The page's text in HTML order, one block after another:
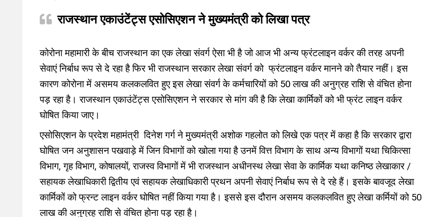
राजस्थान एकाउंटेंट्स एसोसिएशन ने मुख्यमंत्री को लिखा पत्र
कोरोना महामारी के बीच राजस्थान का एक लेखा संवर्ग ऐसा भी है जो आज भी अन्य फ्रंटलाइन वर्कर की तरह अपनी
सेवाएं निर्बाध रूप से दे रहा है फिर भी राजस्थान सरकार लेखा संवर्ग को फ्रंटलाइन वर्कर मानने को तैयार नहीं। इस
कारण कोरोना में असमय कलकलवित हुए इस लेखा संवर्ग के कर्मचारियों को 50 लाख की अनुग्रह राशि से वंचित होना
पड़ रहा है। राजस्थान एकाउंटेंट्स एसोसिएशन ने सरकार से मांग की है कि लेखा कार्मिकों को भी फ्रंट लाइन वर्कर
घोषित किया जाए।
एसोसिएशन के प्रदेश महामंत्री दिनेश गर्ग ने मुख्यमंत्री अशोक गहलोत को लिखे एक पत्र में कहा है किसरकार द्वारा
घोषित जन अनुशासन पखवाड़े में जिन विभागों को खोला गया है उनमें वित्त विभाग के साथ अन्य विभागों यथा चिकित्सा
विभाग, गृह विभाग, कोषालयों, राजस्व विभागों में भी राजस्थान अधीनस्थ लेखा सेवा के कार्मिक यथा कनिष्ठ लेखाकार /
सहायक लेखाधिकारी द्वितीय एवं सहायक लेखाधिकारी प्रथन अपनी सेवाएं निर्बाध रूप से दे रहे हैं। इसके बावजूद लेखा
कार्मिकों को फ्रन्ट लाइन वर्कर घोषित नहीं किया गया है। इससे इस दौरान असमय कलकलवित हुए लेखा कर्मियों को 50
लाख की अनुग्रह राशि से वंचित होना पड़ रहा है।